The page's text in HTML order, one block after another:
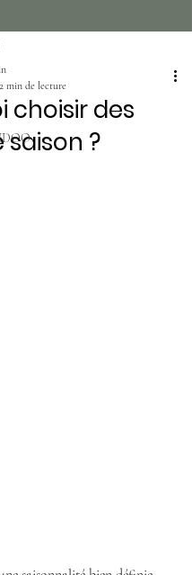
choisir des
saison ?
2 min de lecture